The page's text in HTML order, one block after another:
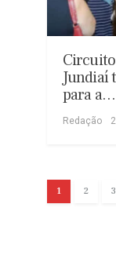
Jundiaí
para a…
Redação
1 2 3